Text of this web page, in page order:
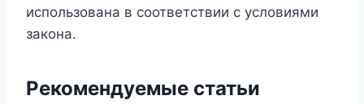
использована в соответствии с условиями
закона.
Рекомендуемые статьи